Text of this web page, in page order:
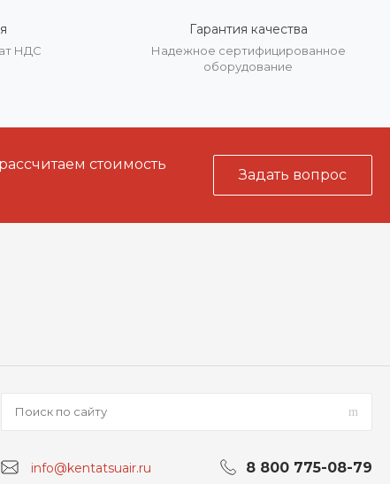
НДС
Гарантия качества
Надежное сертифицированное
оборудование
стоимость
Задать вопрос
info@kentatsuair.ru 8 800 775-08-79